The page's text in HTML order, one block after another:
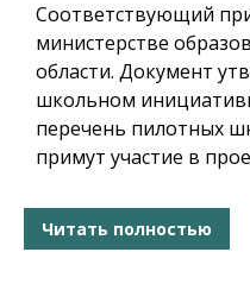
Соответствующий
министерстве
области. Документ
школьном
перечень пилотных
примут участие в
Читать полностью